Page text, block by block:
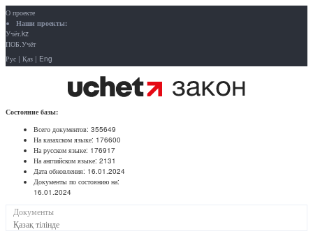
О проекте
Наши проекты:
Учёт.kz
ПОБ.Учёт
Рус | Қаз | Eng
Состояние базы:
Всего документов: 355649
На казахском языке: 176600
На русском языке: 176917
На английском языке: 2131
Дата обновления: 16.01.2024
Документы по состоянию на:
16.01.2024
Документы
Қазақ тілінде